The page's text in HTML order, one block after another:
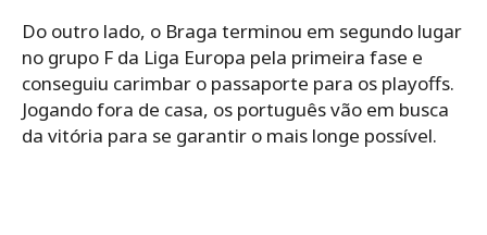
Do outro lado, o Braga terminou em segundo lugar
no grupo F da Liga Europa pela primeira fase e
conseguiu carimbar o passaporte para os playoffs.
Jogando fora de casa, os português vão em busca
da vitória para se garantir o mais longe possível.